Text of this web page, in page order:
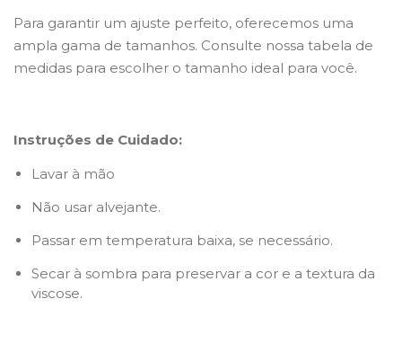
Para garantir um ajuste perfeito, oferecemos uma
ampla gama de tamanhos. Consulte nossa tabela de
medidas para escolher o tamanho ideal para você.
Instruções de Cuidado:
Lavar à mão
Não usar alvejante.
Passar em temperatura baixa, se necessário.
Secar à sombra para preservar a cor e a textura da
viscose.